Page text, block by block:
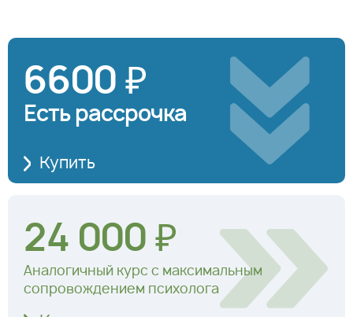
6600 ₽
Есть рассрочка
Купить
24 000 ₽
Аналогичный курс с максимальным
сопровождением психолога